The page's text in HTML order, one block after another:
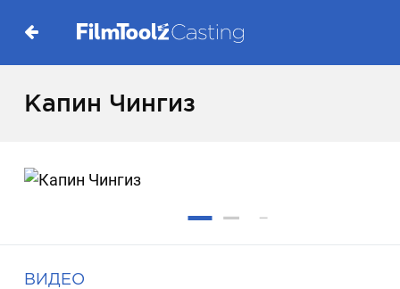
Капин Чингиз
ВИДЕО